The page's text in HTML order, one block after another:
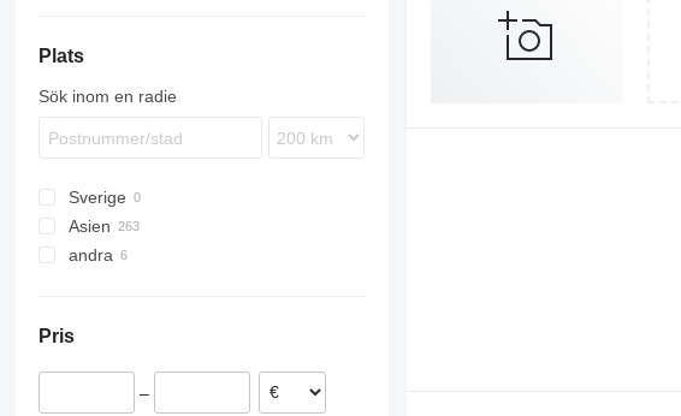
VM
Plats
Sök inom en radie
Sverige
Asien
Kina
andra
Pris
–